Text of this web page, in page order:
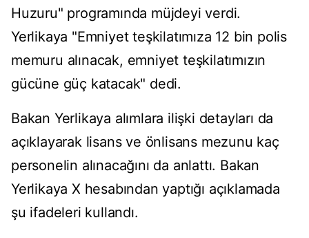
Huzuru" programında müjdeyi verdi.
Yerlikaya "Emniyet teşkilatımıza 12 bin polis
memuru alınacak, emniyet teşkilatımızın
gücüne güç katacak" dedi.
Bakan Yerlikaya alımlara ilişki detayları da
açıklayarak lisans ve önlisans mezunu kaç
personelin alınacağını da anlattı. Bakan
Yerlikaya X hesabından yaptığı açıklamada
şu ifadeleri kullandı.